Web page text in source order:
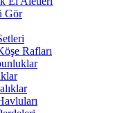
Gör
Rafları